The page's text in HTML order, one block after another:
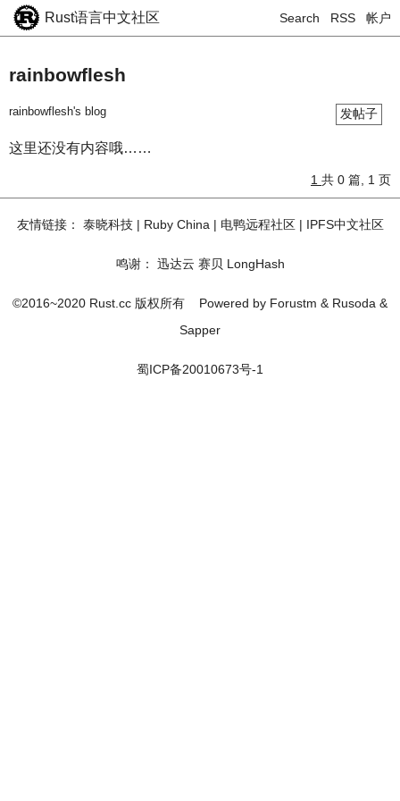
Rust语言中文社区 Search RSS 帐户
rainbowflesh
发帖子
rainbowflesh's blog
这里还没有内容哦……
1 共 0 篇, 1 页
友情链接： 泰晓科技| Ruby China | 电鸭远程社区| IPFS中文社区
鸣谢： 迅达云 赛贝 LongHash
©2016~2020 Rust.cc 版权所有 Powered by Forustm & Rusoda &
Sapper
蜀ICP备20010673号-1